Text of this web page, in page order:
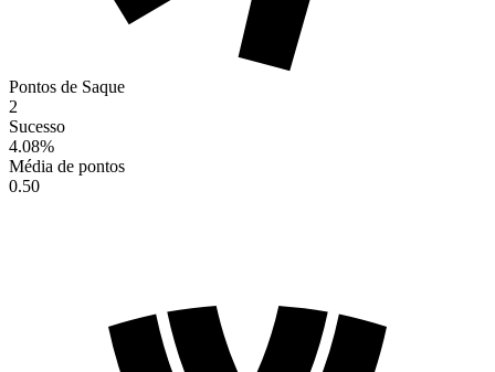
Pontos de Saque
2
Sucesso
4.08%
Média de pontos
0.50